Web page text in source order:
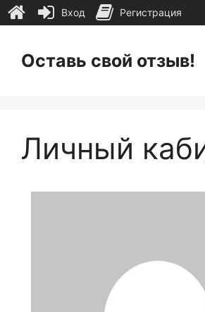
содержимому
Оставь свой отзыв!
Личный
Вход Регистрация